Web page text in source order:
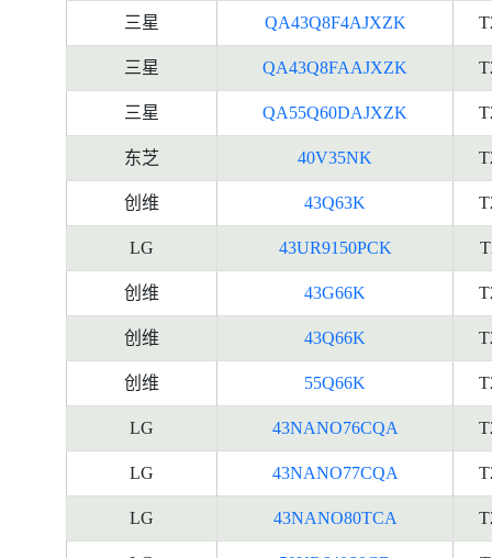
三星 QA43Q8F4AJXZK
三星 QA43Q8FAAJXZK
三星 QA55Q60DAJXZK
东芝 40V35NK
创维 43Q63K
LG 43UR9150PCK
创维 43G66K
创维 43Q66K
创维 55Q66K
LG 43NANO76CQA
LG 43NANO77CQA
LG 43NANO80TCA